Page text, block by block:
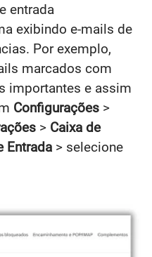
entrada
exibindo e-mails de
Por exemplo,
marcados com
importantes e assim
Configurações >
> Caixa de
Entrada > selecione